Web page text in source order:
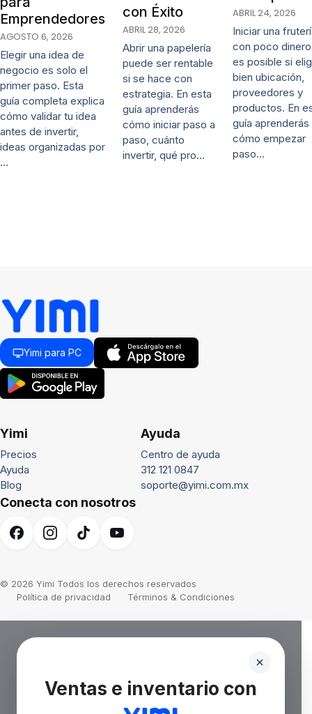
Emprendedores
AGOSTO 6, 2026
Elegir una idea de
negocio es solo el
primer paso. Esta
guía completa explica
cómo validar tu idea
antes de invertir,
ideas organizadas por
…
con Éxito
ABRIL 28, 2026
Abrir una papelería
puede ser rentable
si se hace con
estrategia. En esta
guía aprenderás
cómo iniciar paso a
paso, cuánto
invertir, qué pro…
ABRIL 24, 2026
Iniciar una
con poco dinero
es posible si
bien ubicación,
proveedores y
productos. En
guía aprenderás
cómo empezar
paso…
Yimi para PC
Yimi
Precios
Ayuda
Blog
Ayuda
Centro de ayuda
312 121 0847
soporte@yimi.com.mx
Conecta con nosotros
© 2026 Yimi Todos los derechos reservados
Política de privacidad
Términos & Condiciones
Ventas e inventario con